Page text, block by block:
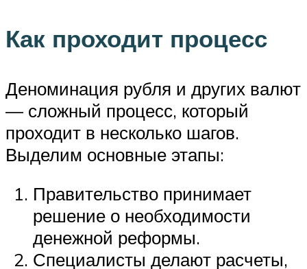
Как проходит процесс
Деноминация рубля и других валют
— сложный процесс, который
проходит в несколько шагов.
Выделим основные этапы:
Правительство принимает
решение о необходимости
денежной реформы.
Специалисты делают расчеты,